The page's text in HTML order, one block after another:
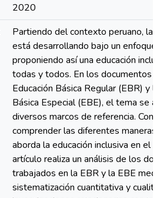
2020
Partiendo del contexto peruano, la
está desarrollando bajo un enfoque
proponiendo así una educación
todas y todos. En los documentos
Educación Básica Regular (EBR) y
Básica Especial (EBE), el tema se
diversos marcos de referencia. Con
comprender las diferentes maneras
aborda la educación inclusiva en el
artículo realiza un análisis de los
trabajados en la EBR y la EBE
sistematización cuantitativa y